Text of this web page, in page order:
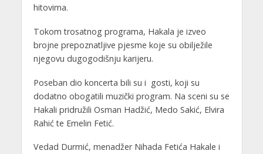
hitovima.
Tokom trosatnog programa, Hakala je izveo
brojne prepoznatljive pjesme koje su obilježile
njegovu dugogodišnju karijeru.
Poseban dio koncerta bili su i gosti, koji su
dodatno obogatili muzički program. Na sceni su se
Hakali pridružili Osman Hadžić, Medo Sakić, Elvira
Rahić te Emelin Fetić.
Vedad Durmić, menadžer Nihada Fetića Hakale i